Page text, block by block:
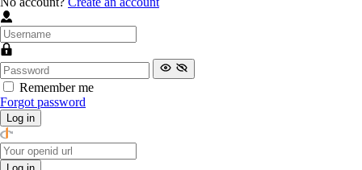
Remember me
Forgot password
Log in